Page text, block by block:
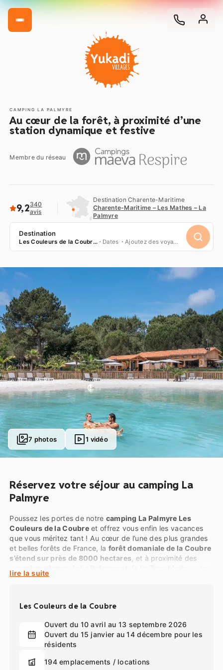
CAMPING LA PALMYRE
Au cœur de la forêt, à proximité d’une
station dynamique et festive
Membre du réseau
9,2340
avis
Destination Charente-Maritime
Charente-Maritime – Les Mathes – La
Palmyre
Destination
Les Couleurs de la Coubre **** Dates Ajoutez des voyageurs
7 photos 1 vidéo
Réservez votre séjour au camping La
Palmyre
Poussez les portes de notre camping La Palmyre Les
Couleurs de la Coubreet offrez vous enfin les vacances
que vous méritez tant ! Au cœur de l’une des plus grandes
et belles forêts de France, la forêt domaniale de la Coubre
s’étend sur près de 8000 hectares , et à proximité des
établissement classé
verdoyante, choisissez le mode d’hébergement répondant
le mieux à vos besoins et à vos attentes. Dusimple
emplacementaucottage le plus haut de gamme
confortable. C’est ainsi que vous trouverez par exemple
lire la suite
Les Couleurs de la Coubre
Ouvert du 10 avril au 13 septembre 2026
Ouvert du 15 janvier au 14 décembre pour les
résidents
194 emplacements / locations